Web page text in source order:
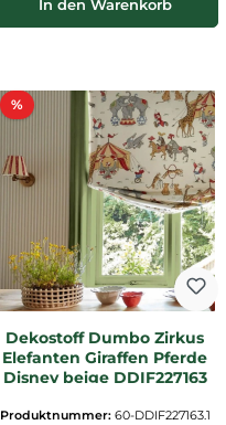
In den Warenkorb
%Rabatt
Dekostoff Dumbo Zirkus
Elefanten Giraffen Pferde
Disney beige DDIF227163
Produktnummer: 60-DDIF227163.1